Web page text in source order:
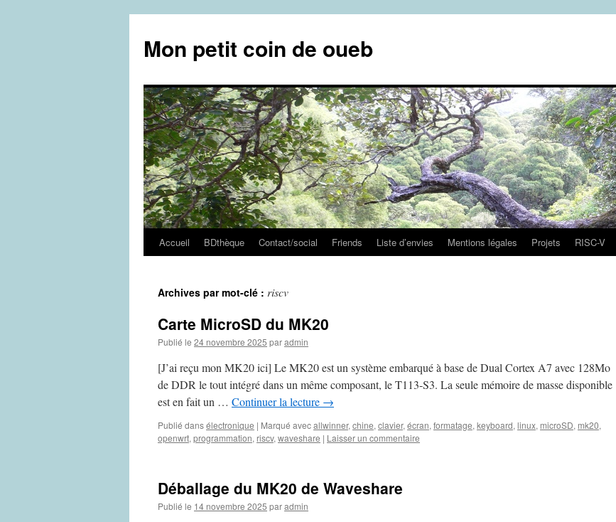
contenu
Mon petit coin de oueb
Accueil BDthèque Contact/social Friends Liste d’envies Mentions légales Projets RISC-V
Archives par mot-clé : riscv
Carte MicroSD du MK20
Publié le 24 novembre 2025 paradmin
[J’ai reçu mon MK20 ici] Le MK20 est un système embarqué à base de Dual Cortex A7 avec 128Mo
de DDR le tout intégré dans un même composant, le T113-S3. La seule mémoire de masse disponible
est en fait un … Continuer la lecture →
Publié dansélectronique | Marqué avecallwinner, chine, clavier, écran, formatage, keyboard, linux, microSD, mk20,
openwrt, programmation, riscv, waveshare | Laisser un commentaire
Déballage du MK20 de Waveshare
Publié le 14 novembre 2025 paradmin